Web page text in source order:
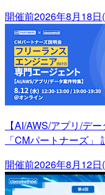
開催前2026年8月18日
【AI/AWS/アプリ/デ
「CMパートナーズ」
開催前2026年8月12日